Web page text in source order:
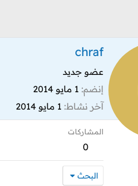
chraf
عضو جديد
إنضم 1 مايو 2014
آخر نشاط 1 مايو 2014
المشاركات
0
البحث